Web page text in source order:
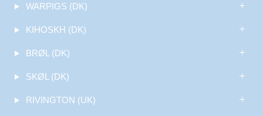
WARPIGS (DK)
KIHOSKH (DK)
BRØL (DK)
SKØL (DK)
RIVINGTON (UK)